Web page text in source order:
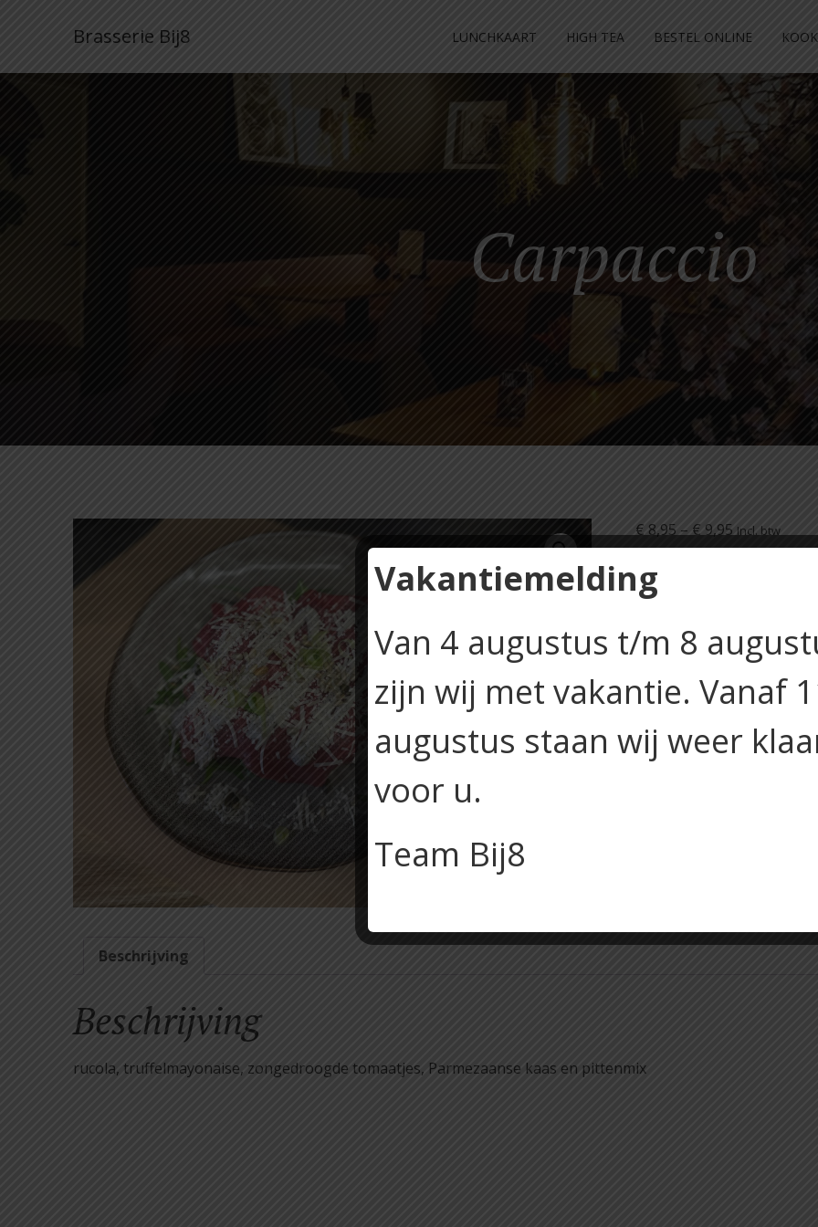
Brasserie Bij8 LUNCHKAART HIGH TEA BESTEL ONLINE
Carpaccio
€ 8,95 – € 9,95Price
range:
Incl. btw
Soort brood
aantal
Toevoegen aan
Artikelnummer:N/B
Beschrijving
Beschrijving
rucola, truffelmayonaise, zongedroogde tomaatjes, Parmezaanse kaas en pittenmix
Vakantiemelding
Van 4 augustus t/m 8
zijn wij met vakantie. Vanaf
augustus staan wij weer
voor u.
Team Bij8